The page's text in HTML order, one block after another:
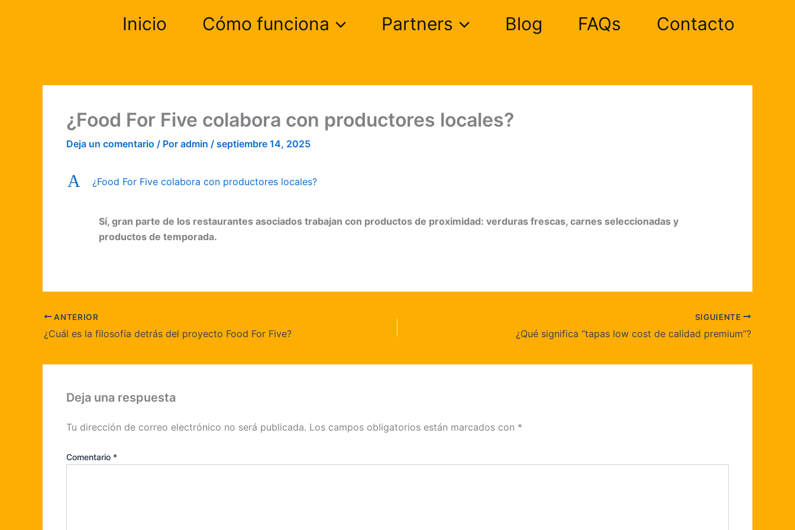
Inicio Cómo funciona Partners Blog FAQs Contacto
¿Food For Five colabora con productores locales?
Deja un comentario / Por admin / septiembre 14, 2025
A ¿Food For Five colabora con productores locales?
Sí, gran parte de los restaurantes asociados trabajan con productos de proximidad: verduras frescas, carnes seleccionadas y
productos de temporada.
ANTERIOR
¿Cuál es la filosofía detrás del proyecto Food For Five?
SIGUIENTE
¿Qué significa “tapas low cost de calidad premium”?
Deja una respuesta
Tu dirección de correo electrónico no será publicada. Los campos obligatorios están marcados con *
Comentario *